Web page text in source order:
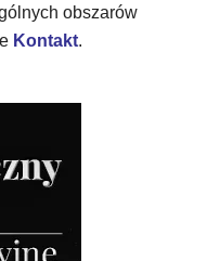
obszarów
Kontakt.